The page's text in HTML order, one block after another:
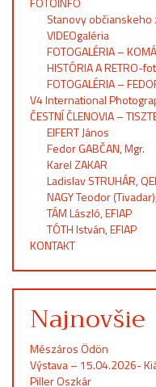
Stanovy občianskeho
VIDEOgaléria
FOTOGALÉRIA –
HISTÓRIA A RETRO-
FOTOGALÉRIA –
V4 International
ČESTNÍ ČLENOVIA –
EIFERT János
Fedor GABČAN, Mgr.
Karel ZAKAR
Ladislav STRUHÁR,
NAGY Teodor
TÁM László, EFIAP
TÓTH István, EFIAP
KONTAKT
Najnovšie
Mészáros Ödön
Výstava – 15.04.2026-
Piller Oszkár